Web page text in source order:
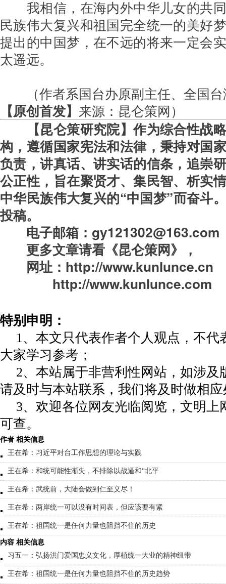
我相信，在海内外中华儿女的共
民族伟大复兴和祖国完全统一的美好
提出的中国梦，在不远的将来一定会
太遥远。
（作者系国台办原副主任、全国台
【原创首发】 来源：昆仑策网）
【昆仑策研究院】作为综合性战
构，遵循国家宪法和法律，秉持对国
负责，讲真话、讲实话的信条，追崇
公正性，旨在聚贤才、集民智、析实
中华民族伟大复兴的“中国梦”而奋斗
投稿。
电子邮箱：gy121302@163.com
更多文章请看《昆仑策网》，
网址：http://www.kunlunce.cn
http://www.kunlunce.com
特别申明：
1、本文只代表作者个人观点，不代
大家学习参考；
2、本站属于非营利性网站，如涉及
请及时与本站联系，我们将及时做相
3、欢迎各位网友光临阅览，文明上
可查。
作者 相关信息
王在希：习近平对台工作思想的理论与实践
王在希：和统可能性渐失，不排除以战逼和“北平
王在希：武统前，大陆会做到仁至义尽！
王在希：两岸统一可以没有时间表，但应该要有紧
王在希：祖国统一是任何力量也阻挡不住的历史
内容 相关信息
习五一：弘扬洪门爱国忠义文化，厚植统一大业的精神纽带
王在希：祖国统一是任何力量也阻挡不住的历史趋势